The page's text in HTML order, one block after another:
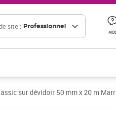
site : Professionnel
sur dévidoir 50 mm x 20 m